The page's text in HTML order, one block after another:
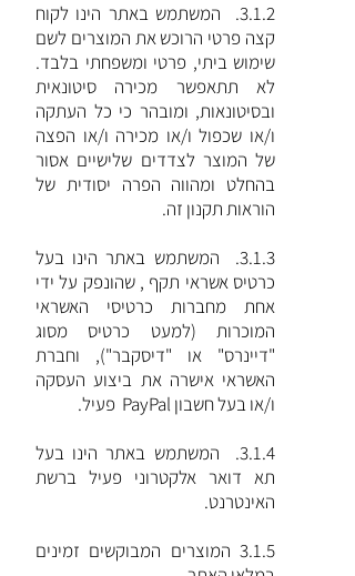
3.1.2. המשתמש באתר הינו לקוח
קצה פרטי הרוכש את המוצרים לשם
שימוש ביתי, פרטי ומשפחתי בלבד.
לא תתאפשר מכירה סיטונאית
ובסיטונאות, ומובהר כי כל העתקה
ו/או שכפול ו/או מכירה ו/או הפצה
של המוצר לצדדים שלישיים אסור
בהחלט ומהווה הפרה יסודית של
הוראות תקנון זה.
3.1.3. המשתמש באתר הינו בעל
כרטיס אשראי תקף , שהונפק על ידי
אחת מחברות כרטיסי האשראי
המוכרות (למעט כרטיס מסוג
"דיינרס" או "דיסקבר"), וחברת
האשראי אישרה את ביצוע העסקה
ו/או בעל חשבון PayPal פעיל.
3.1.4. המשתמש באתר הינו בעל
תא דואר אלקטרוני פעיל ברשת
האינטרנט.
3.1.5 המוצרים המבוקשים זמינים